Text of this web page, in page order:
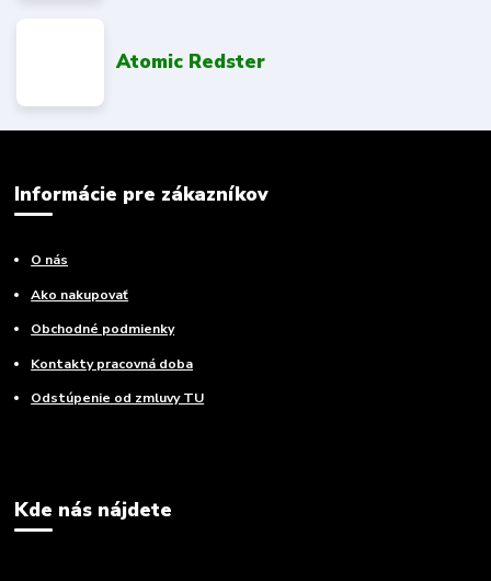
Atomic Redster
Informácie pre zákazníkov
O nás
Ako nakupovať
Obchodné podmienky
Kontakty pracovná doba
Odstúpenie od zmluvy TU
Kde nás nájdete